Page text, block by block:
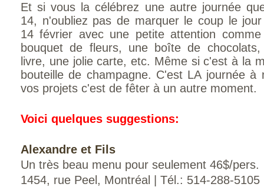
Et si vous la célébrez une autre journée
14, n'oubliez pas de marquer le coup le
14 février avec une petite attention
bouquet de fleurs, une boîte de
livre, une jolie carte, etc. Même si c'est à la
bouteille de champagne. C'est LA journée
vos projets c'est de fêter à un autre moment.
Voici quelques suggestions:
Alexandre et Fils
Un très beau menu pour seulement 46$/pers.
1454, rue Peel, Montréal | Tél.: 514-288-5105